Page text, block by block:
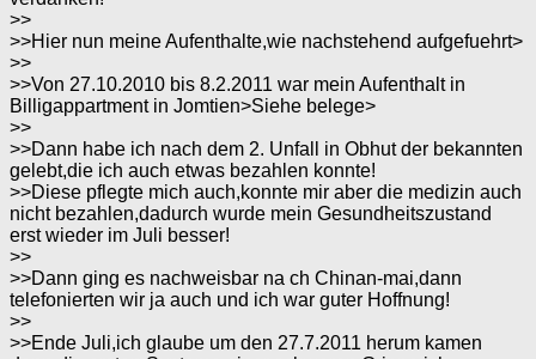
>>
>>Hier nun meine Aufenthalte,wie nachstehend aufgefuehrt>
>>
>>Von 27.10.2010 bis 8.2.2011 war mein Aufenthalt in
Billigappartment in Jomtien>Siehe belege>
>>
>>Dann habe ich nach dem 2. Unfall in Obhut der bekannten
gelebt,die ich auch etwas bezahlen konnte!
>>Diese pflegte mich auch,konnte mir aber die medizin auch
nicht bezahlen,dadurch wurde mein Gesundheitszustand
erst wieder im Juli besser!
>>
>>Dann ging es nachweisbar na ch Chinan-mai,dann
telefonierten wir ja auch und ich war guter Hoffnung!
>>
>>Ende Juli,ich glaube um den 27.7.2011 herum kamen